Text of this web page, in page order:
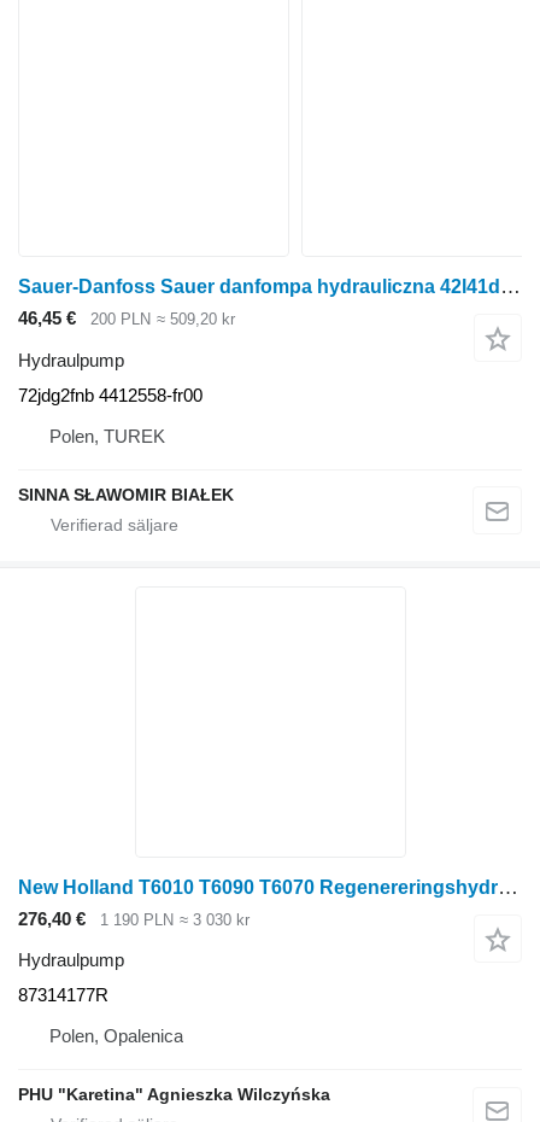
Sauer-Danfoss Sauer danfompa hydrauliczna 42l41d 72jdg2fnb 4412558-fr00 do tra hydraulpump
46,45 € 200 PLN ≈ 509,20 kr
Hydraulpump
72jdg2fnb 4412558-fr00
Polen, TUREK
SINNA SŁAWOMIR BIAŁEK
New Holland T6010 T6090 T6070 Regenereringshydraulpump 19,69 cc 87314177R till New Holland T6010 T6090 T6070 hjultraktor
276,40 € 1 190 PLN ≈ 3 030 kr
Hydraulpump
87314177R
Polen, Opalenica
PHU "Karetina" Agnieszka Wilczyńska